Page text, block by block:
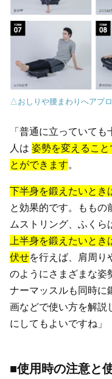
△おしりや腰まわりへアプ
「普通に立っていて
人は 姿勢を変えるこ
とができます。
下半身を鍛えたいとき
と効果的です。ももの
ムストリング、ふくら
上半身を鍛えたいとき
伏せを行えば、肩周り
のようにさまざまな姿
ナーマッスルも同時に
画などで使い方を解説
にしてもよいですね」
■使用時の注意と